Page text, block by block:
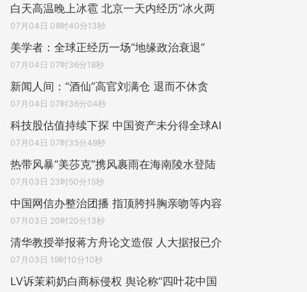
白天高温晚上冰雹 北京一天内经历“冰火两
07月04日 08时40分13秒
美学者：全球正经历一场“地缘政治衰退”
07月04日 07时36分18秒
新闻人间：“酒仙”高官刘满仓 退而不休贪
07月04日 07时36分04秒
科技股估值持续下探 中国资产未分得全球AI
07月04日 07时35分49秒
热带风暴“美莎克”携风裹雨在海南陵水登陆
07月03日 23时50分15秒
中国网信办整治团播 指顶胯抖胸亲吻等内容
07月03日 20时20分13秒
清华教授举报蒋方舟论文造假 人大据报已介
07月03日 19时10分10秒
LV诉茉莉奶白商标侵权 舆论称“四叶花中国